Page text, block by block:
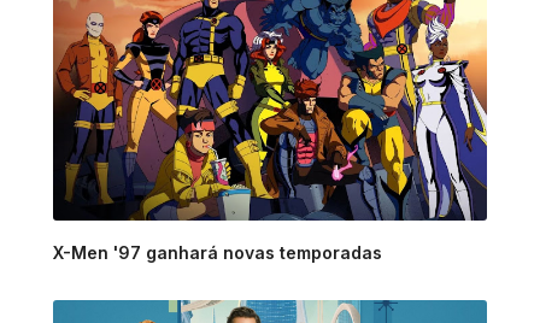
X-Men '97 ganhará novas temporadas